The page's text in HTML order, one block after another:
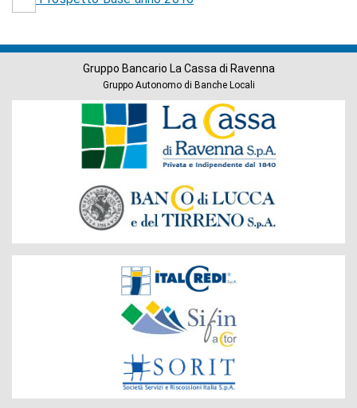
Gruppo Bancario La Cassa di Ravenna
Gruppo Autonomo di Banche Locali
Banche
Gruppo